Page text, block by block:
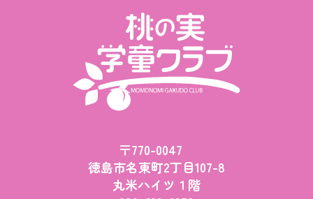
〒770-0047
徳島市名東町2丁目107-8
丸米ハイツ１階